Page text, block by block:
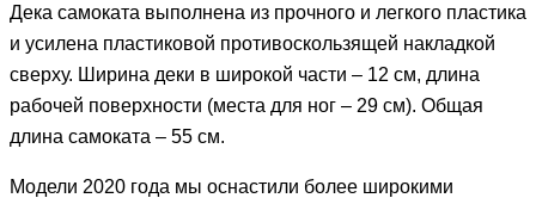
Дека самоката выполнена из прочного и легкого пластика
и усилена пластиковой противоскользящей накладкой
сверху. Ширина деки в широкой части – 12 см, длина
рабочей поверхности (места для ног – 29 см). Общая
длина самоката – 55 см.
Модели 2020 года мы оснастили более широкими